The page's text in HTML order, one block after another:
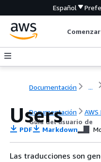
Español
Comenzar
Documentación ...
Documentación
Guía del usuario de
Users
PDF Markdown
Las traducciones son